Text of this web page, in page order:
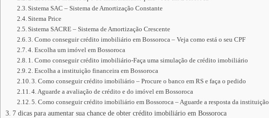
Sistema SAC – Sistema de Amortização Constante
Sitema Price
Sistema SACRE – Sistema de Amortização Crescente
3. Como conseguir crédito imobiliário em Bossoroca – Veja como está o seu CPF
4. Escolha um imóvel em Bossoroca
1. Como conseguir crédito imobiliário-Faça uma simulação de crédito imobiliário
2. Escolha a instituição financeira em Bossoroca
3. Como conseguir crédito imobiliário – Procure o banco em RS e faça o pedido
4. Aguarde a avaliação de crédito e do imóvel em Bossoroca
5. Como conseguir crédito imobiliário em Bossoroca – Aguarde a resposta da instituição
7 dicas para aumentar sua chance de obter crédito imobiliário em Bossoroca